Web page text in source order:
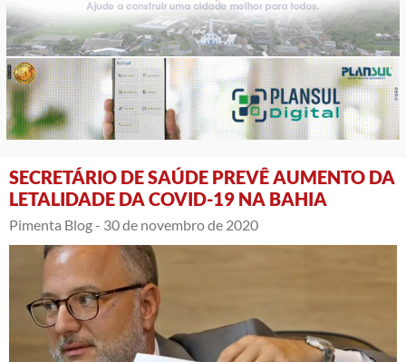
SECRETÁRIO DE SAÚDE PREVÊ AUMENTO DA
LETALIDADE DA COVID-19 NA BAHIA
Pimenta Blog - 30 de novembro de 2020